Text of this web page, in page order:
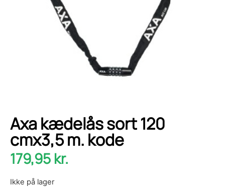
Axa kædelås sort 120
cmx3,5 m. kode
179,95 kr.
Ikke på lager